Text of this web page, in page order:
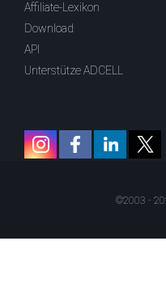
Affiliate-Lexikon
Download
API
Unterstütze ADCELL
©2003 -